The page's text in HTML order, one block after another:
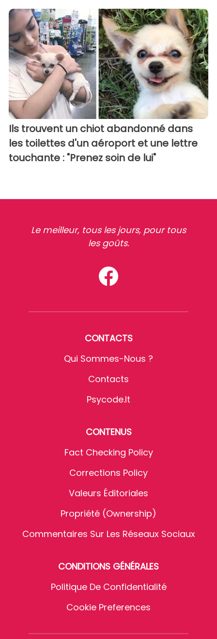
Ils trouvent un chiot abandonné dans
les toilettes d'un aéroport et une lettre
touchante : "Prenez soin de lui"
Le meilleur, tous les jours, pour tous
les goûts.
CONTACTS
Qui Sommes-Nous ?
Contacts
Psycode.it
CONTENUS
Fact Checking Policy
Corrections Policy
Valeurs Éditoriales
Propriété (Ownership)
Commentaires Sur Les Réseaux Sociaux
CONDITIONS GÉNÉRALES
Politique De Confidentialité
Cookie Preferences